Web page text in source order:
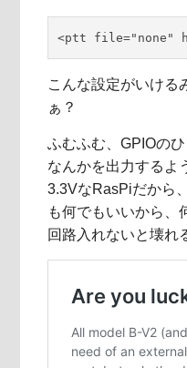
<ptt file="none"
こんな設定がいける
ぁ？
ふむふむ、GPIOの
なんかを出力するよ
3.3VなRasPiだから
も何でもいいから、
回路入れないと壊れ